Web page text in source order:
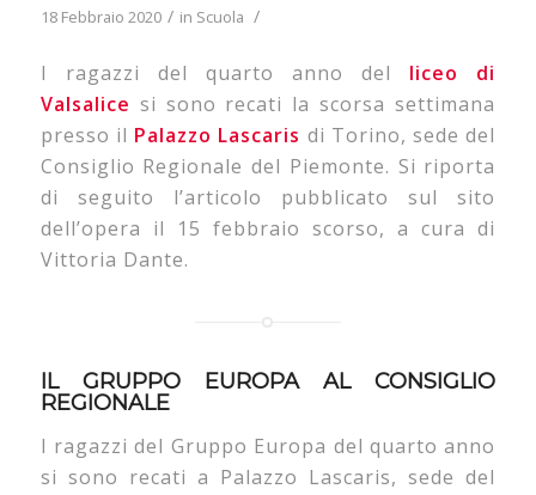
18 Febbraio 2020 / in Scuola /
I ragazzi del quarto anno del liceo di
Valsalice si sono recati la scorsa settimana
presso il Palazzo Lascaris di Torino, sede del
Consiglio Regionale del Piemonte. Si riporta
di seguito l’articolo pubblicato sul sito
dell’opera il 15 febbraio scorso, a cura di
Vittoria Dante.
IL GRUPPO EUROPA AL CONSIGLIO
REGIONALE
I ragazzi del Gruppo Europa del quarto anno
si sono recati a Palazzo Lascaris, sede del